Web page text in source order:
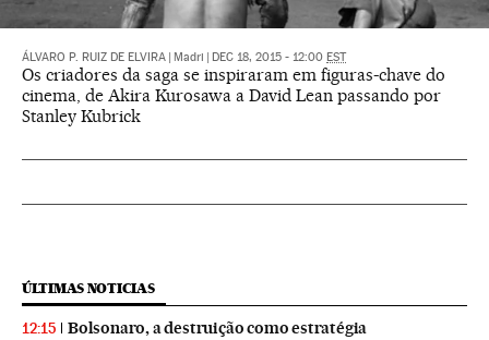
ÁLVARO P. RUIZ DE ELVIRA Madri DEC 18, 2015 - 12:00 EST
Os criadores da saga se inspiraram em figuras-chave do
cinema, de Akira Kurosawa a David Lean passando por
Stanley Kubrick
ÚLTIMAS NOTICIAS
12:15 Bolsonaro, a destruição como estratégia